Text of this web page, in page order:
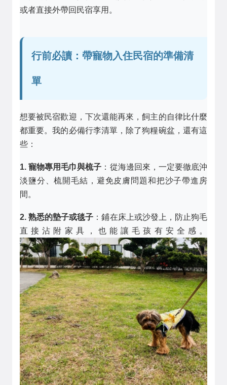
或者直接外帶回民宿享用。
行前必讀：帶寵物入住民宿的準備清
單
想要被民宿歡迎，下次還能再來，飼主的自律比什麼
都重要。我的必備行李清單，除了狗糧碗盆，還有這
些：
1. 寵物專用毛巾與梳子 ：從海邊回來，一定要徹底沖
淡鹽分、梳開毛結，避免皮膚問題和把沙子帶進房
間。
2. 熟悉的墊子或毯子 ：鋪在床上或沙發上，防止狗毛
直接沾附家具，也能讓毛孩有安全感。